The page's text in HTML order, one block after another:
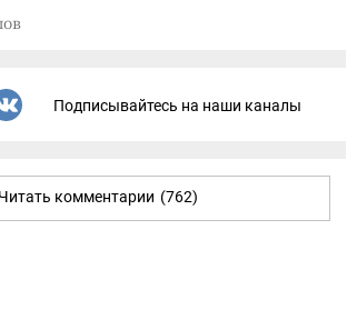
Подписывайтесь на наши каналы
Читать комментарии (762)